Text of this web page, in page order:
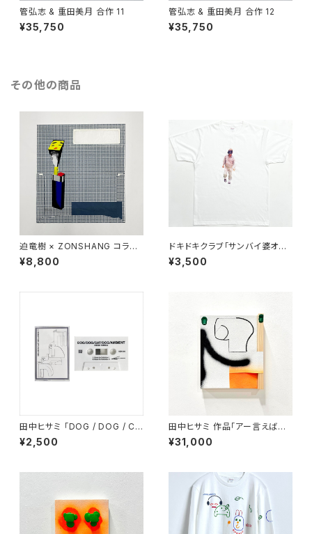
管弘志 & 重田美月 合作 11
¥35,750
管弘志 & 重田美月 合作 12
¥35,750
その他の商品
迫竜樹 × ZONSHANG コラボ
スクリーンプリント作品
¥8,800
ドキドキクラブ「サンバイ婆オス
Tシャツ」（白）
¥3,500
田中ヒサミ 「DOG / DOG / CA
T / DOG / AMBIENT」カセット
¥2,500
田中ヒサミ 作品「アー言えばコ
ー言うだろう 」
¥31,000